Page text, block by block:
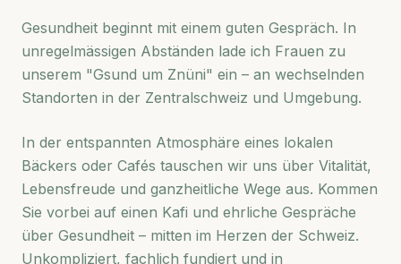
Gesundheit beginnt mit einem guten Gespräch. In
unregelmässigen Abständen lade ich Frauen zu
unserem "Gsund um Znüni" ein – an wechselnden
Standorten in der Zentralschweiz und Umgebung.
In der entspannten Atmosphäre eines lokalen
Bäckers oder Cafés tauschen wir uns über Vitalität,
Lebensfreude und ganzheitliche Wege aus. Kommen
Sie vorbei auf einen Kafi und ehrliche Gespräche
über Gesundheit – mitten im Herzen der Schweiz.
Unkompliziert, fachlich fundiert und in